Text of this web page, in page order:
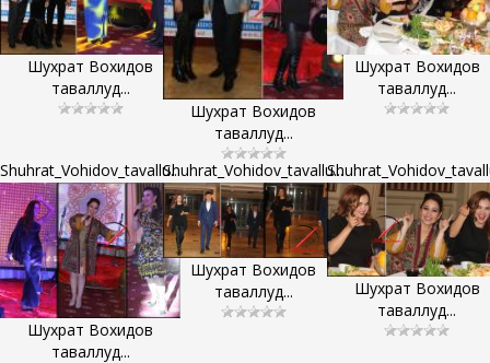
Шухрат Вохидов
таваллуд...
Шухрат Вохидов
таваллуд...
Шухрат Вохидов
таваллуд...
Shuhrat_Vohidov_tavallu...
Шухрат Вохидов
таваллуд...
Shuhrat_Vohidov_tavallu...
Шухрат Вохидов
таваллуд...
Шухрат Вохидов
таваллуд...